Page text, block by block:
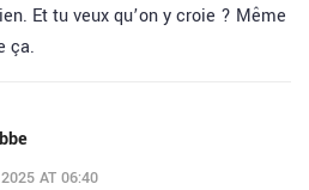
Et tu veux qu’on y croie ? Même
ça.
AT 06:40